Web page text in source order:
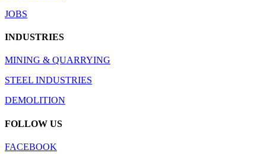
JOBS
INDUSTRIES
MINING & QUARRYING
STEEL INDUSTRIES
DEMOLITION
FOLLOW US
FACEBOOK